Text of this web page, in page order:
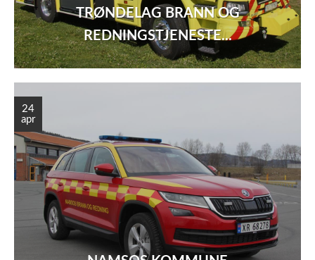
TRØNDELAG BRANN OG
REDNINGSTJENESTE...
24
apr